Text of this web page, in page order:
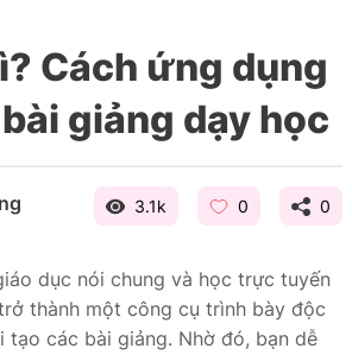
Cách ứng dụng
giảng dạy học
3.1k 0 0
dục nói chung và học trực tuyến
thành một công cụ trình bày độc
tạo các bài giảng. Nhờ đó, bạn dễ